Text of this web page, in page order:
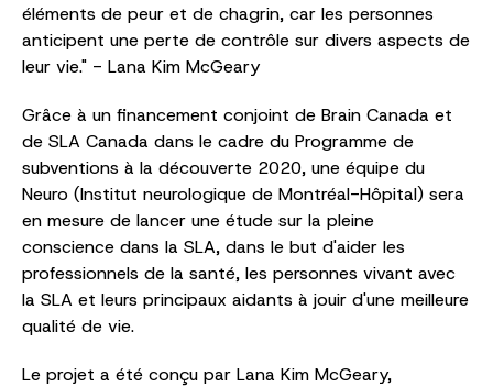
éléments de peur et de chagrin, car les personnes
anticipent une perte de contrôle sur divers aspects de
leur vie." - Lana Kim McGeary
Grâce à un financement conjoint de Brain Canada et
de SLA Canada dans le cadre du Programme de
subventions à la découverte 2020, une équipe du
Neuro (Institut neurologique de Montréal-Hôpital) sera
en mesure de lancer une étude sur la pleine
conscience dans la SLA, dans le but d'aider les
professionnels de la santé, les personnes vivant avec
la SLA et leurs principaux aidants à jouir d'une meilleure
qualité de vie.
Le projet a été conçu par Lana Kim McGeary,